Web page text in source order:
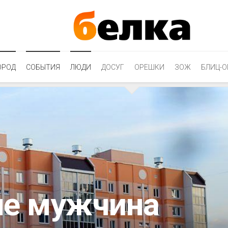
СОБЫТИЯ ЛЮДИ ДОСУГ ОРЕШКИ ЗОЖ БЛИЦ-
мужчина